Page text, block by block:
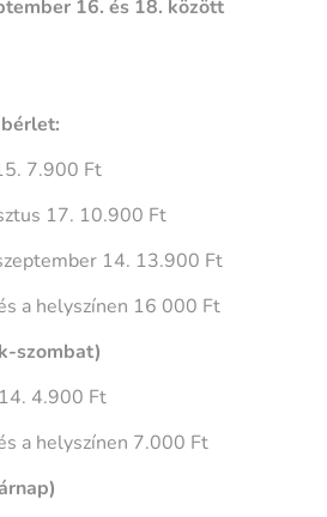
16. és 18. között
7.900 Ft
17. 10.900 Ft
14. 13.900 Ft
a helyszínen 16 000 Ft
szombat)
4.900 Ft
a helyszínen 7.000 Ft